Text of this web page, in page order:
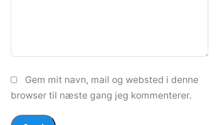
Gem mit navn, mail og websted i denne
browser til næste gang jeg kommenterer.